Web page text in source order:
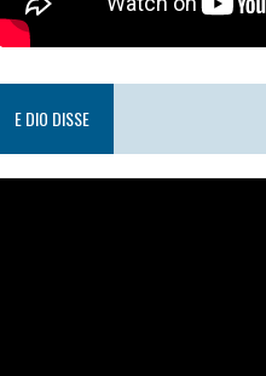
E DIO DISSE